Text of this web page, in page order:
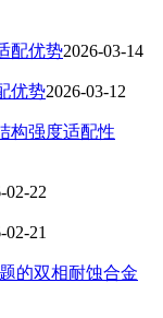
配优势2026-03-14
优势2026-03-12
构强度适配性
02-22
02-21
的双相耐蚀合金